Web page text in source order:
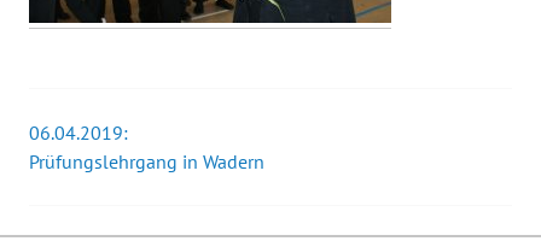
Beitrags-
06.04.2019:
Prüfungslehrgang in Wadern